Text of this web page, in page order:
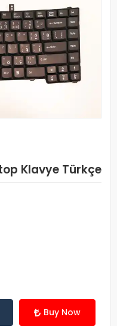
Klavye Türkçe
Buy Now